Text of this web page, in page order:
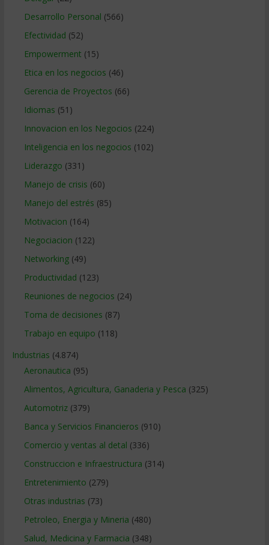
Desarrollo Personal (566)
Efectividad (52)
Empowerment (15)
Etica en los negocios (46)
Gerencia de Proyectos (66)
Idiomas (51)
Innovacion en los Negocios (224)
Inteligencia en los negocios (102)
Liderazgo (331)
Manejo de crisis (60)
Manejo del estrés (85)
Motivacion (164)
Negociacion (122)
Networking(49)
Productividad (123)
Reuniones de negocios (24)
Toma de decisiones (87)
Trabajo en equipo (118)
Industrias (4.874)
Aeronautica (95)
Alimentos, Agricultura, Ganaderia y Pesca (325)
Automotriz(379)
Banca y Servicios Financieros (910)
Comercio y ventas al detal (336)
Construccion e Infraestructura (314)
Entretenimiento (279)
Otras industrias (73)
Petroleo, Energia y Mineria (480)
Salud, Medicina y Farmacia (348)